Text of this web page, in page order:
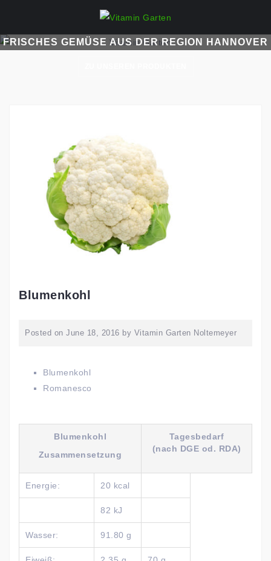
content
FRISCHES GEMÜSE AUS DER REGION HANNOVER
Blumenkohl
Posted on June 18, 2016 by Vitamin Garten Noltemeyer
Blumenkohl
Romanesco
Blumenkohl
Zusammensetzung
Tagesbedarf
(nach DGE od. RDA)
Energie: 20 kcal
82 kJ
Wasser: 91.80 g